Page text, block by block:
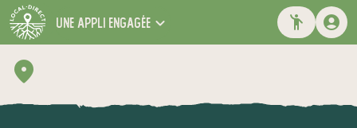
une appli engagée